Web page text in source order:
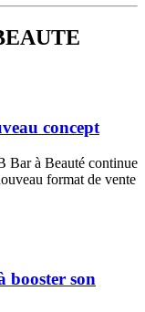
concept
Bar à Beauté continue
format de vente
booster son